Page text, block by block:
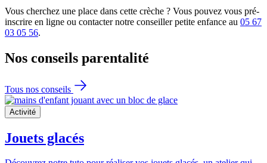
Vous cherchez une place dans cette crèche ? Vous pouvez vous pré-
inscrire en ligne ou contacter notre conseiller petite enfance au 05 67
03 05 56.
Nos conseils parentalité
Tous nos conseils
Activité
Jouets glacés